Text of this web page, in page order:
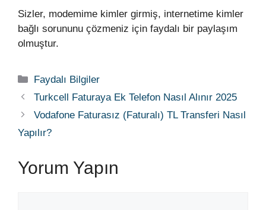
Sizler, modemime kimler girmiş, internetime kimler
bağlı sorununu çözmeniz için faydalı bir paylaşım
olmuştur.
Kategoriler
Faydalı Bilgiler
Turkcell Faturaya Ek Telefon Nasıl Alınır 2025
Vodafone Faturasız (Faturalı) TL Transferi Nasıl
Yapılır?
Yorum Yapın